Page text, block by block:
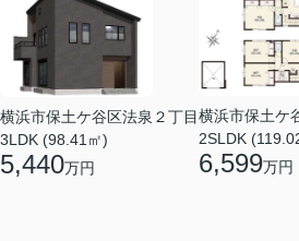
横浜市保土ケ谷区法泉２丁目
3LDK (98.41㎡)
5,440万円
横浜市保土ケ
2SLDK
6,599万円